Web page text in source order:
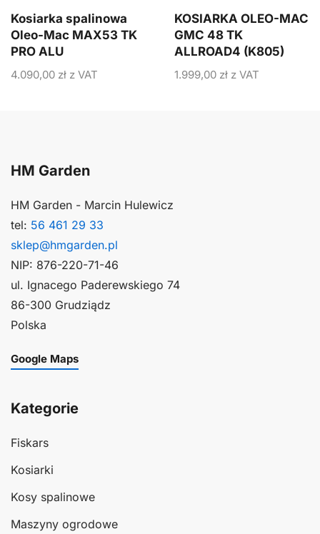
Kosiarka spalinowa
Oleo-Mac MAX53 TK
PRO ALU
4.090,00 zł z VAT
KOSIARKA OLEO-MAC
GMC 48 TK
ALLROAD4 (K805)
1.999,00 zł z VAT
HM Garden
HM Garden - Marcin Hulewicz
tel: 56 461 29 33
sklep@hmgarden.pl
NIP: 876-220-71-46
ul. Ignacego Paderewskiego 74
86-300 Grudziądz
Polska
Google Maps
Kategorie
Fiskars
Kosiarki
Kosy spalinowe
Maszyny ogrodowe